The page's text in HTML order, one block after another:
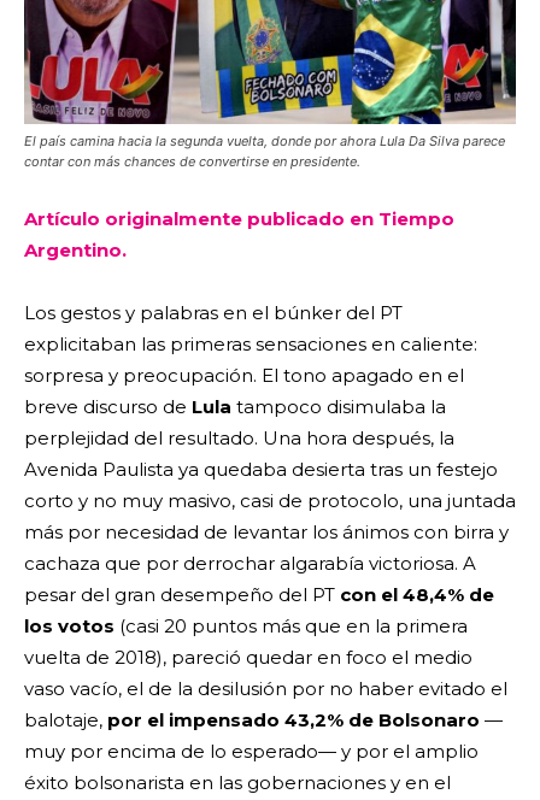
El país camina hacia la segunda vuelta, donde por ahora Lula Da Silva parece
contar con más chances de convertirse en presidente.
Artículo originalmente publicado en Tiempo
Argentino.
Los gestos y palabras en el búnker del PT
explicitaban las primeras sensaciones en caliente:
sorpresa y preocupación. El tono apagado en el
breve discurso de Lula tampoco disimulaba la
perplejidad del resultado. Una hora después, la
Avenida Paulista ya quedaba desierta tras un festejo
corto y no muy masivo, casi de protocolo, una juntada
más por necesidad de levantar los ánimos con birra y
cachaza que por derrochar algarabía victoriosa. A
pesar del gran desempeño del PT con el 48,4% de
los votos (casi 20 puntos más que en la primera
vuelta de 2018), pareció quedar en foco el medio
vaso vacío, el de la desilusión por no haber evitado el
balotaje, por el impensado 43,2% de Bolsonaro —
muy por encima de lo esperado— y por el amplio
éxito bolsonarista en las gobernaciones y en el